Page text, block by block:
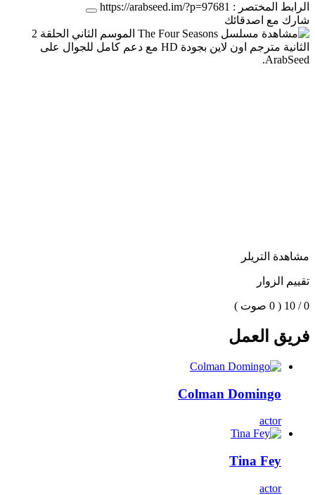
الرابط المختصر : https://arabseed.im/?p=97681
شارك مع اصدقائك
مشاهدة التريلر
تقييم الزوار
0 / 10 ( 0 صوت )
فريق العمل
Colman Domingo
actor
Tina Fey
actor